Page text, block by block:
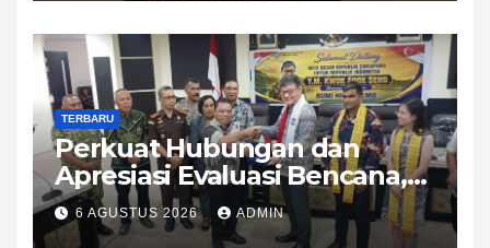
TERBARU
Perkuat Hubungan dan
Apresiasi Evaluasi Bencana,
Dubes Singapura Sambangi
Halmahera Utara
6 AGUSTUS 2026 ADMIN